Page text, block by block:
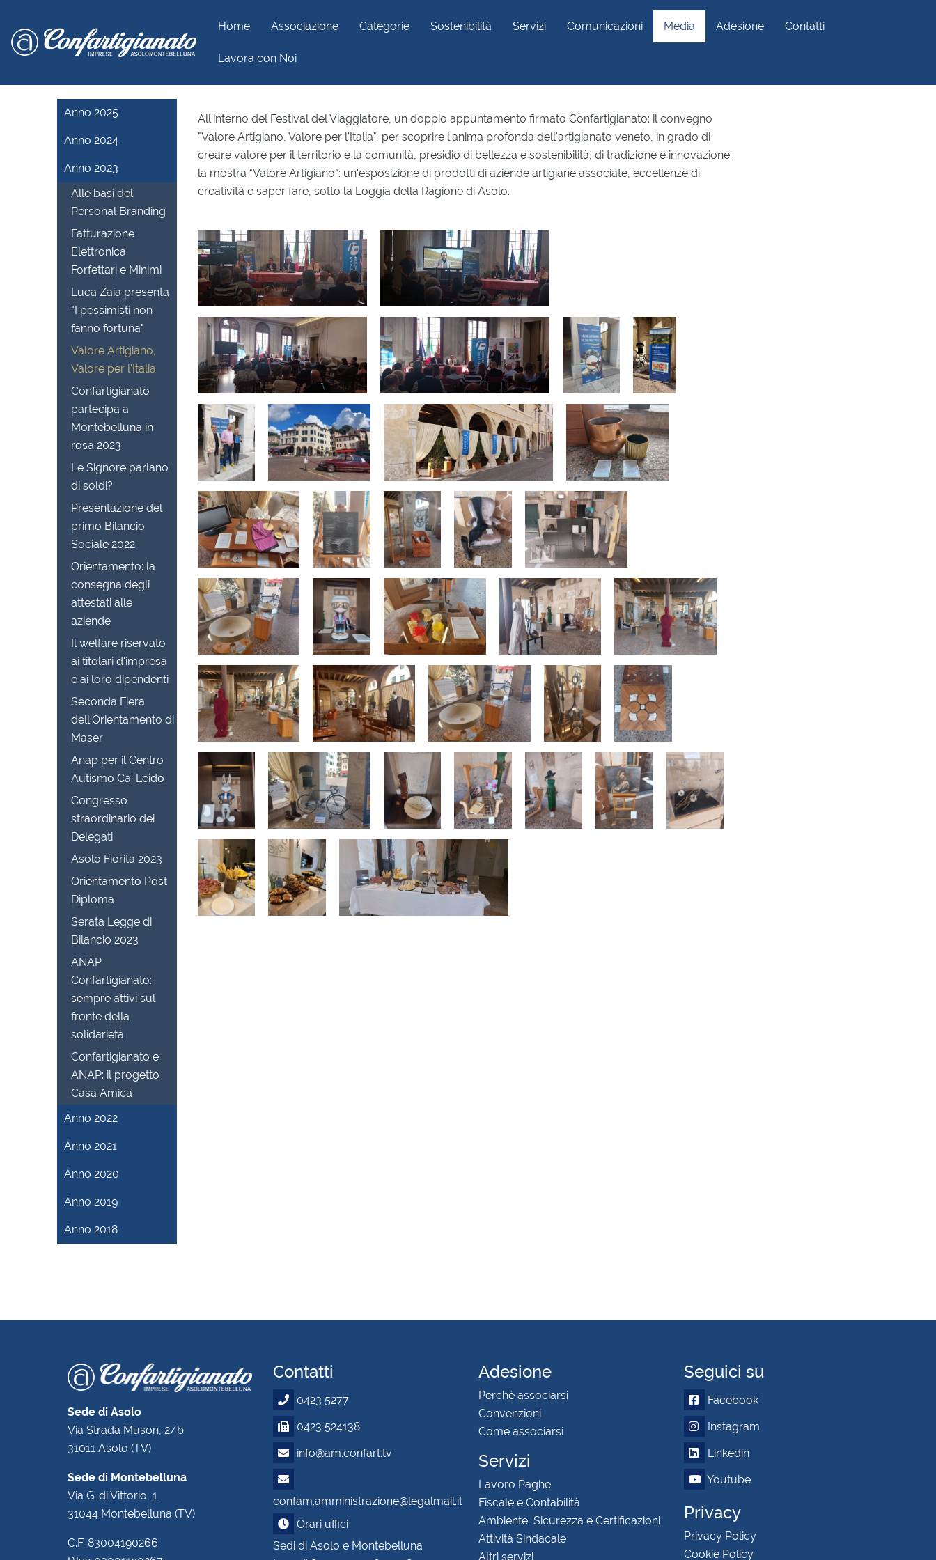
Home Associazione Categorie Sostenibilità Servizi Comunicazioni Media Adesione Contatti
Lavora con Noi
Valore Artigiano, Valore per l'Italia
Anno 2025
Anno 2024
Anno 2023
Alle basi del
Personal Branding
Fatturazione
Elettronica
Forfettari e Minimi
Luca Zaia presenta
"I pessimisti non
fanno fortuna"
Valore Artigiano,
Valore per l'Italia
Confartigianato
partecipa a
Montebelluna in
rosa 2023
Le Signore parlano
di soldi?
Presentazione del
primo Bilancio
Sociale 2022
Orientamento: la
consegna degli
attestati alle
aziende
Il welfare riservato
ai titolari d'impresa
e ai loro dipendenti
Seconda Fiera
dell'Orientamento di
Maser
Anap per il Centro
Autismo Ca' Leido
Congresso
straordinario dei
Delegati
Asolo Fiorita 2023
Orientamento Post
Diploma
Serata Legge di
Bilancio 2023
ANAP
Confartigianato:
sempre attivi sul
fronte della
solidarietà
Confartigianato e
ANAP: il progetto
Casa Amica
Anno 2022
Anno 2021
Anno 2020
Anno 2019
Anno 2018
All'interno del Festival del Viaggiatore, un doppio appuntamento firmato Confartigianato: il convegno
"Valore Artigiano, Valore per l'Italia", per scoprire l'anima profonda dell'artigianato veneto, in grado di
creare valore per il territorio e la comunità, presidio di bellezza e sostenibilità, di tradizione e innovazione;
la mostra "Valore Artigiano": un'esposizione di prodotti di aziende artigiane associate, eccellenze di
creatività e saper fare, sotto la Loggia della Ragione di Asolo.
Sede di Asolo
Via Strada Muson, 2/b
31011 Asolo (TV)
Sede di Montebelluna
Via G. di Vittorio, 1
31044 Montebelluna (TV)
C.F. 83004190266
Contatti
0423 5277
0423 524138
info@am.confart.tv
confam.amministrazione@legalmail.it
Orari uffici
Sedi di Asolo e Montebelluna
Adesione
Perchè associarsi
Convenzioni
Come associarsi
Servizi
Lavoro Paghe
Fiscale e Contabilità
Ambiente, Sicurezza e Certificazioni
Attività Sindacale
Altri servizi
Seguici su
Facebook
Instagram
Linkedin
Youtube
Privacy
Privacy Policy
Cookie Policy